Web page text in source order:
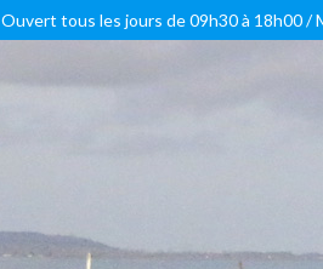
Ouvert tous les jours de 09h30 à 18h00 /